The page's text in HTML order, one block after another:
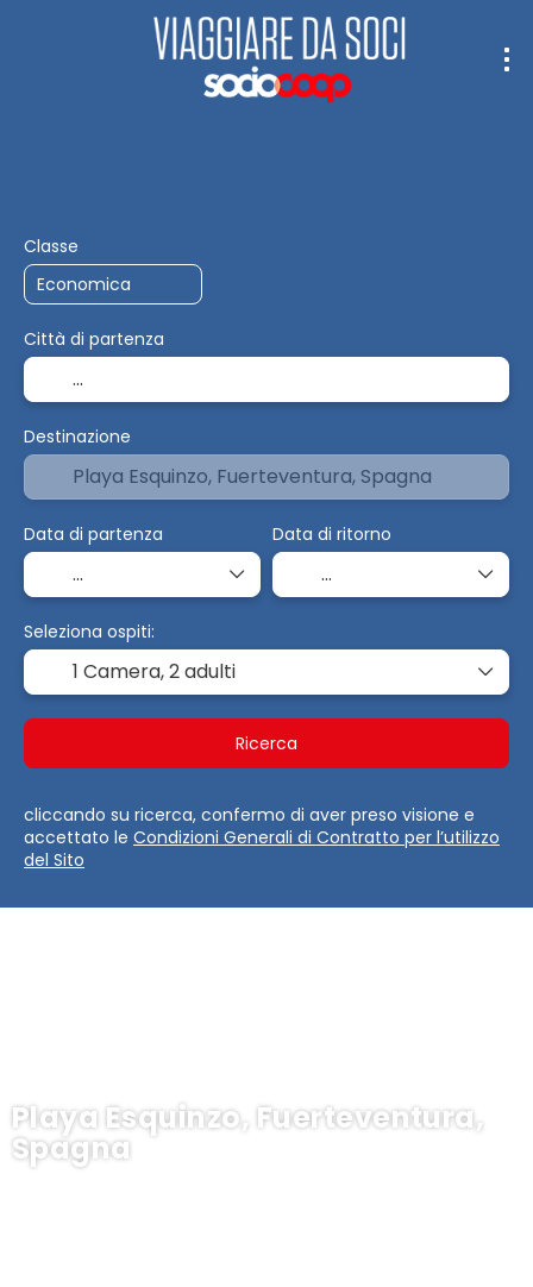
Playa Esquinzo, Fuerteventura,
Spagna
Classe
Città di partenza
Destinazione
Data di partenza Data di ritorno
Seleziona ospiti:
1 Camera,2 adulti
Ricerca
cliccando su ricerca, confermo di aver preso visione e
accettato le Condizioni Generali di Contratto per l’utilizzo
del Sito